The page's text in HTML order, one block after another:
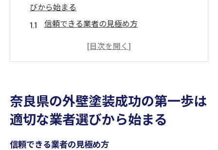
びから始まる
信頼できる業者の見極め方
業者選びで注意すべきポイント
ション
契約前に確認したい重要事項
奈良県の外壁塗装成功の第一歩は
適切な業者選びから始まる
信頼できる業者の見極め方